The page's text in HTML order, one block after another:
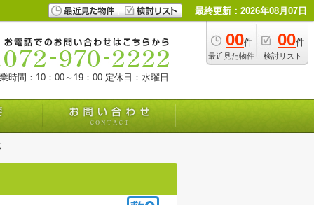
最終更新：2026年08月07日
00件
最近見た物件
00件
検討リスト
時間：10：00～19：00 定休日：水曜日